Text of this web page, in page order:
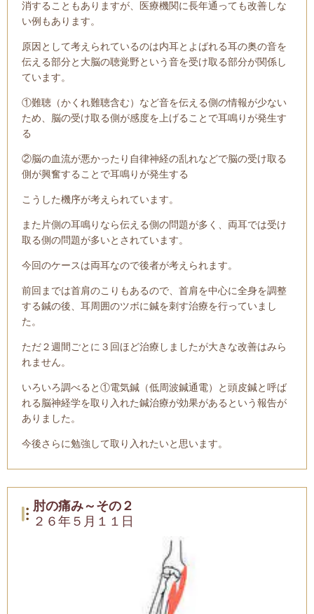
消することもありますが、医療機関に長年通っても改善しな
い例もあります。
原因として考えられているのは内耳とよばれる耳の奥の音を
伝える部分と大脳の聴覚野という音を受け取る部分が関係し
ています。
①難聴（かくれ難聴含む）など音を伝える側の情報が少ない
ため、脳の受け取る側が感度を上げることで耳鳴りが発生す
る
②脳の血流が悪かったり自律神経の乱れなどで脳の受け取る
側が興奮することで耳鳴りが発生する
こうした機序が考えられています。
また片側の耳鳴りなら伝える側の問題が多く、両耳では受け
取る側の問題が多いとされています。
今回のケースは両耳なので後者が考えられます。
前回までは首肩のこりもあるので、首肩を中心に全身を調整
する鍼の後、耳周囲のツボに鍼を刺す治療を行っていまし
た。
ただ２週間ごとに３回ほど治療しましたが大きな改善はみら
れません。
いろいろ調べると①電気鍼（低周波鍼通電）と頭皮鍼と呼ば
れる脳神経学を取り入れた鍼治療が効果があるという報告が
ありました。
今後さらに勉強して取り入れたいと思います。
肘の痛み～その２
２６年５月１１日